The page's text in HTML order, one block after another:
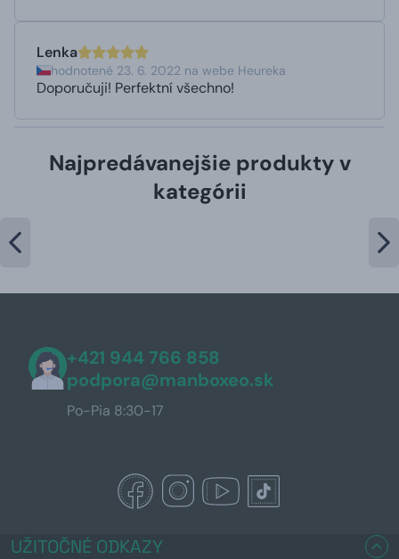
Lenka
hodnotené 23. 6. 2022 na webe Heureka
Doporučuji! Perfektní všechno!
Najpredávanejšie produkty v
kategórii
+421 944 766 858
podpora@manboxeo.sk
Po-Pia 8:30-17
UŽITOČNÉ ODKAZY